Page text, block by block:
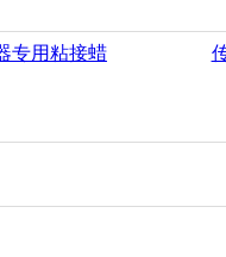
专用粘接蜡